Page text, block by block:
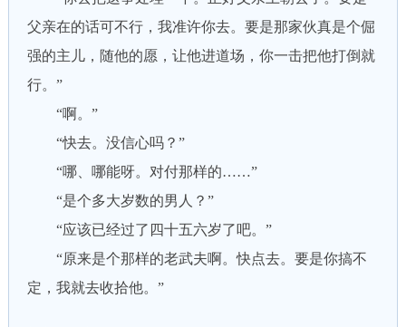
父亲在的话可不行，我准许你去。要是那家伙真是个倔
强的主儿，随他的愿，让他进道场，你一击把他打倒就
行。”
“啊。”
“快去。没信心吗？”
“哪、哪能呀。对付那样的……”
“是个多大岁数的男人？”
“应该已经过了四十五六岁了吧。”
“原来是个那样的老武夫啊。快点去。要是你搞不
定，我就去收拾他。”